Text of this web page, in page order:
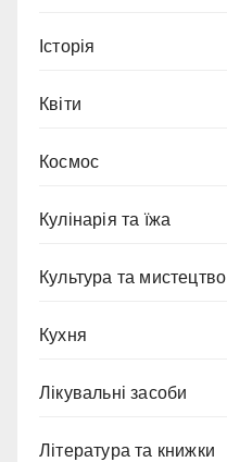
Історія
Квіти
Космос
Кулінарія та їжа
Культура та мистецтво
Кухня
Лікувальні засоби
Література та книжки